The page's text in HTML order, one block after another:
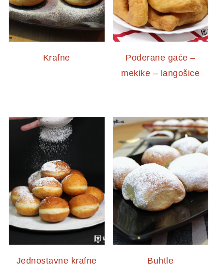
Krafne
Poderane gaće –
mekike – langošice
Jednostavne krafne Buhtle